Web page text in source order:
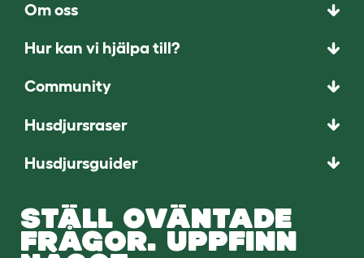
Om oss
Hur kan vi hjälpa till?
Community
Husdjursraser
Husdjursguider
STÄLL OVÄNTADE
FRÅGOR. UPPFINN